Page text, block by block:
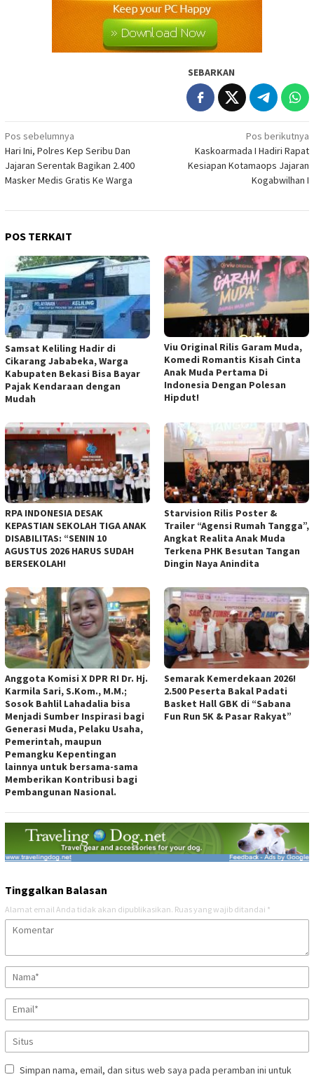
SEBARKAN
Navigasi
pos
Pos sebelumnya
Hari Ini, Polres Kep Seribu Dan
Jajaran Serentak Bagikan 2.400
Masker Medis Gratis Ke Warga
Pos berikutnya
Kaskoarmada I Hadiri Rapat
Kesiapan Kotamaops Jajaran
Kogabwilhan I
POS TERKAIT
Samsat Keliling Hadir di
Cikarang Jababeka, Warga
Kabupaten Bekasi Bisa Bayar
Pajak Kendaraan dengan
Mudah
Viu Original Rilis Garam Muda,
Komedi Romantis Kisah Cinta
Anak Muda Pertama Di
Indonesia Dengan Polesan
Hipdut!
RPA INDONESIA DESAK
KEPASTIAN SEKOLAH TIGA ANAK
DISABILITAS: “SENIN 10
AGUSTUS 2026 HARUS SUDAH
BERSEKOLAH!
Starvision Rilis Poster &
Trailer “Agensi Rumah Tangga”,
Angkat Realita Anak Muda
Terkena PHK Besutan Tangan
Dingin Naya Anindita
Anggota Komisi X DPR RI Dr. Hj.
Karmila Sari, S.Kom., M.M.;
Sosok Bahlil Lahadalia bisa
Menjadi Sumber Inspirasi bagi
Generasi Muda, Pelaku Usaha,
Pemerintah, maupun
Pemangku Kepentingan
lainnya untuk bersama-sama
Memberikan Kontribusi bagi
Pembangunan Nasional.
Semarak Kemerdekaan 2026!
2.500 Peserta Bakal Padati
Basket Hall GBK di “Sabana
Fun Run 5K & Pasar Rakyat”
Tinggalkan Balasan
Alamat email Anda tidak akan dipublikasikan. Ruas yang wajib ditandai *
Simpan nama, email, dan situs web saya pada peramban ini untuk